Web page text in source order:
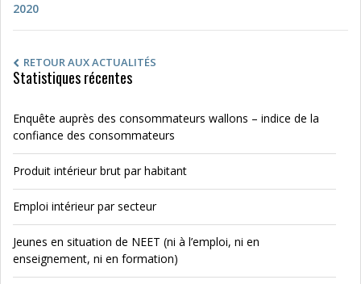
2020
RETOUR AUX ACTUALITÉS
Statistiques récentes
Enquête auprès des consommateurs wallons – indice de la
confiance des consommateurs
Produit intérieur brut par habitant
Emploi intérieur par secteur
Jeunes en situation de NEET (ni à l’emploi, ni en
enseignement, ni en formation)